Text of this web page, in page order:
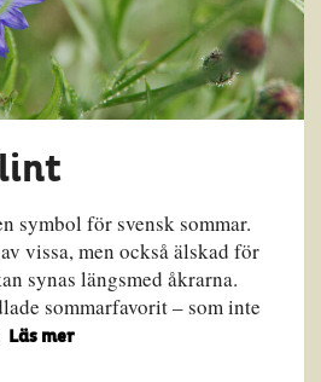
symbol för svensk sommar.
vissa, men också älskad för
synas längsmed åkrarna.
sommarfavorit – som inte
Läs mer